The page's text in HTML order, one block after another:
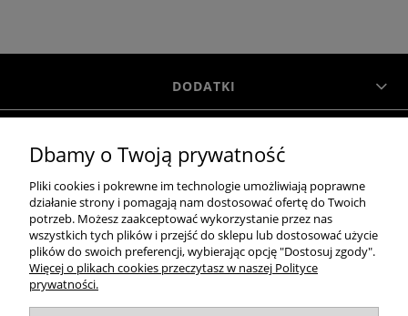
DODATKI
INFORMACJE
MOJE KONTO
O NAS
Dbamy o Twoją prywatność
Pliki cookies i pokrewne im technologie umożliwiają poprawne
działanie strony i pomagają nam dostosować ofertę do Twoich
potrzeb. Możesz zaakceptować wykorzystanie przez nas
wszystkich tych plików i przejść do sklepu lub dostosować użycie
plików do swoich preferencji, wybierając opcję "Dostosuj zgody".
Więcej o plikach cookies przeczytasz w naszej Polityce
prywatności.